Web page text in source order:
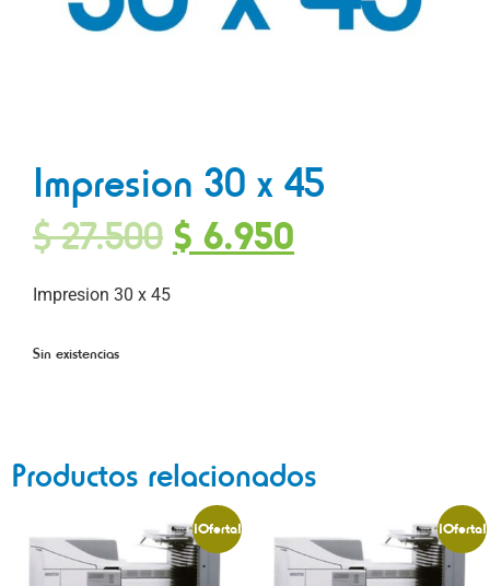
Impresion 30 x 45
$27.500 $ 6.950
Impresion 30 x 45
Sin existencias
Productos relacionados
¡Oferta! ¡Oferta!